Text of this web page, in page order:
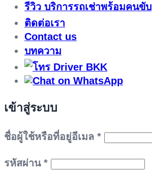
รีวิว บริการรถเช่าพร้อมคนขับ
ติดต่อเรา
Contact us
บทความ
เข้าสู่ระบบ
ชื่อผู้ใช้หรือที่อยู่อีเมล *ต้องการ
รหัสผ่าน *ต้องการ